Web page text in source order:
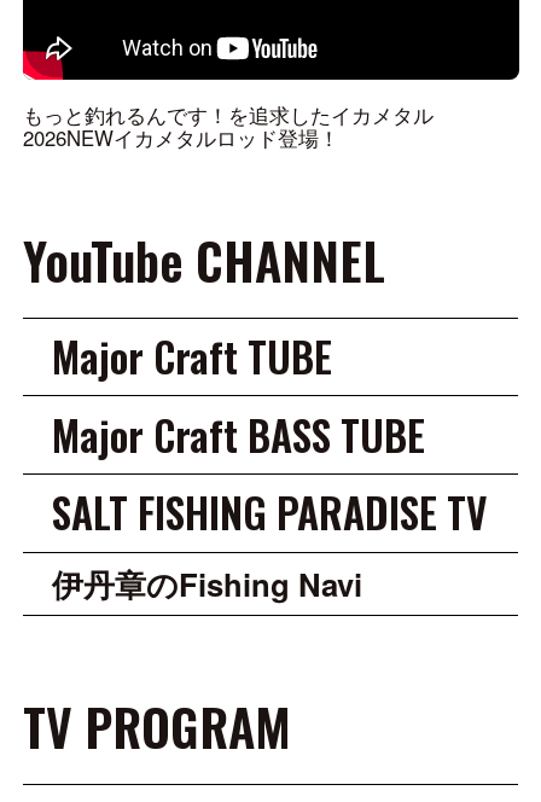
もっと釣れるんです！を追求したイカメタル
2026NEWイカメタルロッド登場！
YouTube CHANNEL
Major Craft TUBE
Major Craft BASS TUBE
SALT FISHING PARADISE TV
伊丹章のFishing Navi
TV PROGRAM